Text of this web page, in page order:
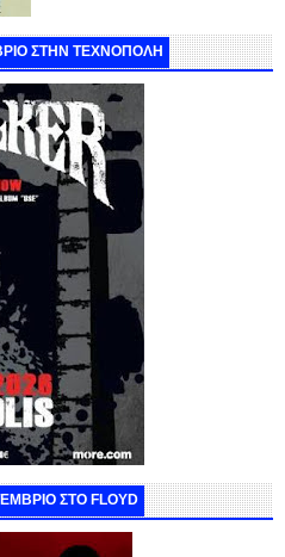
ΣΤΗΝ ΤΕΧΝΟΠΟΛΗ
ΣΤΟ FLOYD